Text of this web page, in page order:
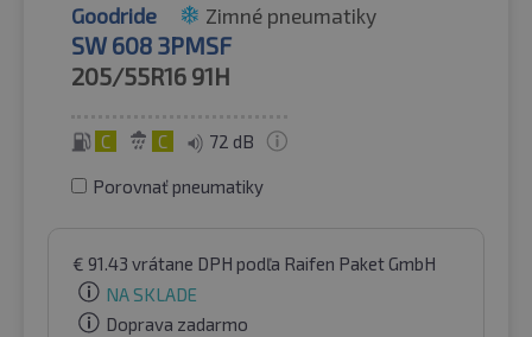
Goodride Zimné pneumatiky
SW 608 3PMSF
205/55R16 91H
C C 72 dB
Porovnať pneumatiky
€ 91.43 vrátane DPH podľa Raifen Paket GmbH
NA SKLADE
Doprava zadarmo